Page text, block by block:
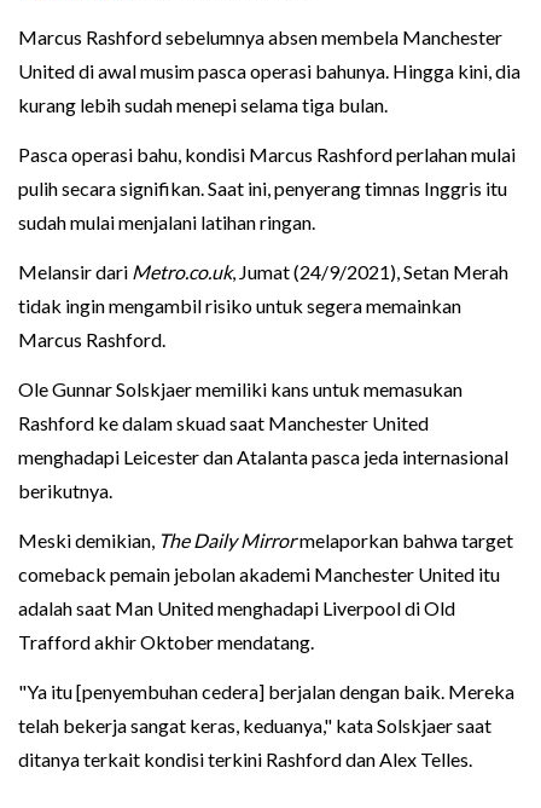
Marcus Rashford sebelumnya absen membela Manchester
United di awal musim pasca operasi bahunya. Hingga kini, dia
kurang lebih sudah menepi selama tiga bulan.
Pasca operasi bahu, kondisi Marcus Rashford perlahan mulai
pulih secara signifikan. Saat ini, penyerang timnas Inggris itu
sudah mulai menjalani latihan ringan.
Melansir dari Metro.co.uk, Jumat (24/9/2021), Setan Merah
tidak ingin mengambil risiko untuk segera memainkan
Marcus Rashford.
Ole Gunnar Solskjaer memiliki kans untuk memasukan
Rashford ke dalam skuad saat Manchester United
menghadapi Leicester dan Atalanta pasca jeda internasional
berikutnya.
Meski demikian, The Daily Mirrormelaporkan bahwa target
comeback pemain jebolan akademi Manchester United itu
adalah saat Man United menghadapi Liverpool di Old
Trafford akhir Oktober mendatang.
"Ya itu [penyembuhan cedera] berjalan dengan baik. Mereka
telah bekerja sangat keras, keduanya," kata Solskjaer saat
ditanya terkait kondisi terkini Rashford dan Alex Telles.